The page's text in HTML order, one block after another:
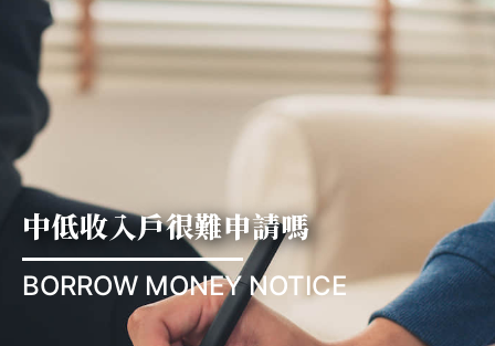
中低收入戶很難申請嗎
BORROW MONEY NOTICE